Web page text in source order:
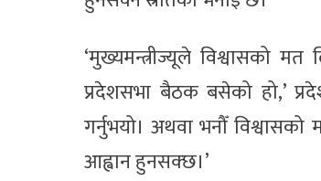
‘मुख्यमन्त्रीज्यूले विश्वासको
प्रदेशसभा बैठक बसेको हो,’
गर्नुभयो। अथवा भनौँ
आह्वान हुनसक्छ।’